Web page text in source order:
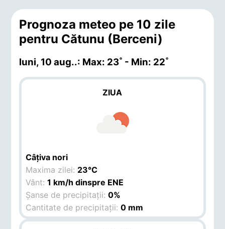
Prognoza meteo pe 10 zile
pentru Cătunu (Berceni)
luni, 10 aug..: Max: 23˚ - Min: 22˚
ZIUA
Câțiva nori
Maxima zilei: 23°C
Vânt:1 km/h dinspre ENE
Șanse de precipitații:0%
Cantitate de precipitații:0 mm